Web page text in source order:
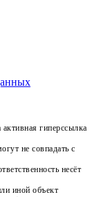
гиперссылка
не совпадать с
несёт
иной объект